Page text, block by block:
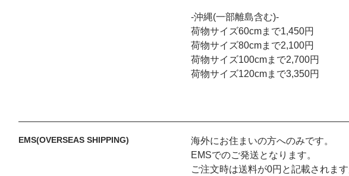
-沖縄(一部離島含む)-
荷物サイズ60cmまで1,450円
荷物サイズ80cmまで2,100円
荷物サイズ100cmまで2,700円
荷物サイズ120cmまで3,350円
EMS(OVERSEAS SHIPPING)
海外にお住まいの方へのみです。
EMSでのご発送となります。
ご注文時は送料が0円と記載されま